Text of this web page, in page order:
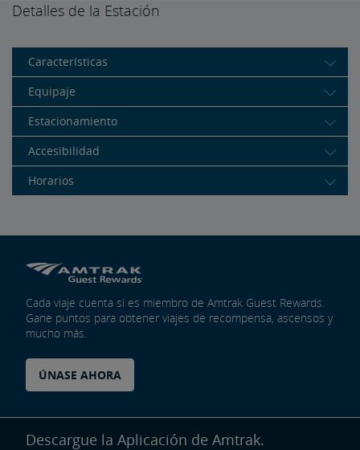
Detalles de la Estación
Características
Equipaje
Estacionamiento
Accesibilidad
Horarios
Cada viaje cuenta si es miembro de Amtrak Guest Rewards.
Gane puntos para obtener viajes de recompensa, ascensos y
mucho más.
ÚNASE AHORA
Descargue la Aplicación de Amtrak.